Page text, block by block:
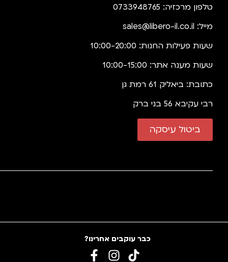
טלפון מרכזיה: 0733948765
מייל: sales@libero-il.co.il
שעות פעילות החנות: 10:00-20:00
שעות מענה אתר: 10:00-15:00
כתובת: ביאליק 61 רמת גן
רבי עקיבא 56 בני ברק
ביטול עיסקה
כבר עוקבים אחרינו?